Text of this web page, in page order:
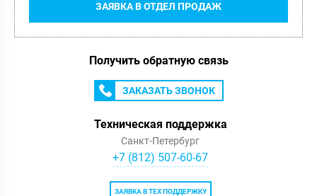
ЗАЯВКА В ОТДЕЛ ПРОДАЖ
Получить обратную связь
ЗАКАЗАТЬ ЗВОНОК
Техническая поддержка
Санкт-Петербург
+7 (812) 507-60-67
ЗАЯВКА В ТЕХ ПОДДЕРЖКУ